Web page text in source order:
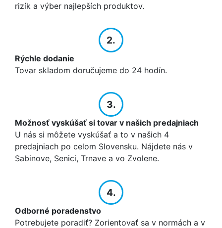
rizík a výber najlepších produktov.
2.
Rýchle dodanie
Tovar skladom doručujeme do 24 hodín.
3.
Možnosť vyskúšať si tovar v našich predajniach
U nás si môžete vyskúšať a to v našich 4
predajniach po celom Slovensku. Nájdete nás v
Sabinove, Senici, Trnave a vo Zvolene.
4.
Odborné poradenstvo
Potrebujete poradiť? Zorientovať sa v normách a v